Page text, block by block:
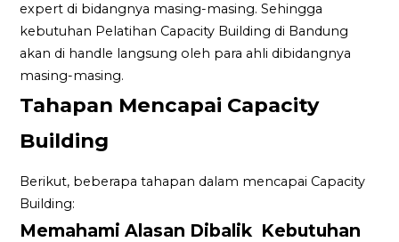
expert di bidangnya masing-masing. Sehingga
kebutuhan Pelatihan Capacity Building di Bandung
akan di handle langsung oleh para ahli dibidangnya
masing-masing.
Tahapan Mencapai Capacity
Building
Berikut, beberapa tahapan dalam mencapai Capacity
Building:
Memahami Alasan Dibalik Kebutuhan